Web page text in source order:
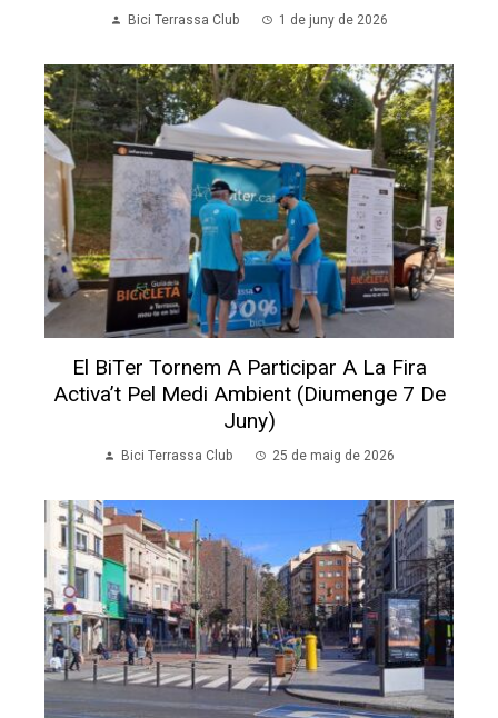
Bici Terrassa Club 1 de juny de 2026
El BiTer Tornem A Participar A La Fira
Activa’t Pel Medi Ambient (diumenge 7 De
Juny)
Bici Terrassa Club 25 de maig de 2026